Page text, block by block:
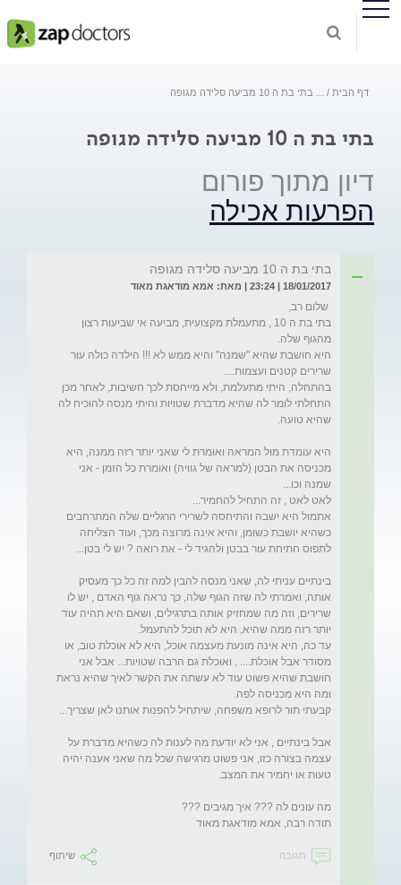
דף הבית בתי בת ה 10 מביעה סלידה מגופה
בתי בת ה 10 מביעה סלידה מגופה
דיון מתוך פורום
הפרעות אכילה
בתי בת ה 10 מביעה סלידה מגופה
18/01/2017 | 23:24 | מאת: אמא מודאגת מאוד
בתי בת ה 10 , מתעמלת מקצועית, מביעה אי שביעות רצון
היא חושבת שהיא "שמנה" והיא ממש לא !!! הילדה כולה עור
בהתחלה, היתי מתעלמת, ולא מייחסת לכך חשיבות, לאחר מכן
התחלתי לומר לה שהיא מדברת שטויות והיתי מנסה להוכיח לה
היא עומדת מול המראה ואומרת לי שאני יותר רזה ממנה, היא
מכניסה את הבטן (למראה של גוויה) ואומרת כל הזמן - אני
אתמול היא ישבה והתיחסה לשרירי הרגליים שלה המתרחבים
כשהיא יושבת כשומן, והיא אינה מרוצה מכך, ועוד הצליחה
בינתיים עניתי לה, שאני מנסה להבין למה זה כל כך מעסיק
אותה, ואמרתי לה שזה הגוף שלה, כך נראה גוף האדם , יש לו
שרירים, וזה מה שמחזיק אותה בתרגילים, ושאם היא תהיה עוד
עד כה, היא אינה מונעת מעצמה אוכל, היא לא אוכלת טוב, או
מסודר אבל אוכלת.... , ואוכלת גם הרבה שטויות... אבל אני
חושבת שהיא פשוט עוד לא עשתה את הקשר לאיך שהיא נראת
אבל בינתיים , אני לא יודעת מה לענות לה כשהיא מדברת על
עצמה בצורה כזו, אני פשוט מרגישה שכל מה שאני אענה יהיה
תודה רבה, אמא מודאגת מאוד
תגובה שיתוף